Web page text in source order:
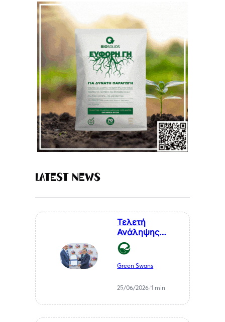
Latest News
Τελετή
Ανάληψης
Καθηκόντων
του Επίτιμου
Προξένου της
της Χιλής στη
Θεσσαλονίκη, κ.
Αθανάσιου
Green Swans
25/06/2026/1 min